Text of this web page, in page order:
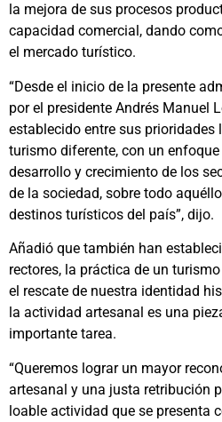
la mejora de sus procesos
capacidad comercial, dando
el mercado turístico.
“Desde el inicio de la presente
por el presidente Andrés Manuel
establecido entre sus prioridades
turismo diferente, con un
desarrollo y crecimiento de los
de la sociedad, sobre todo
destinos turísticos del país”, dijo.
Añadió que también han
rectores, la práctica de un
el rescate de nuestra identidad
la actividad artesanal es una
importante tarea.
“Queremos lograr un mayor
artesanal y una justa retribución
loable actividad que se presenta